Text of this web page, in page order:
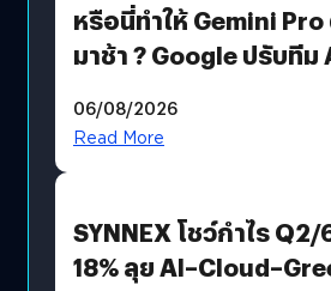
หรือนี่ทำให้ Gemini Pro
มาช้า ? Google ปรับทีม
AGI
06/08/2026
Read More
SYNNEX โชว์กำไร Q2/
18% ลุย